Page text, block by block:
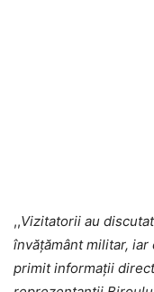
,,Vizitatorii au
învățământ militar,
primit informații